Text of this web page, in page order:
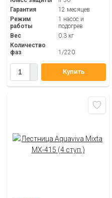
Гарантия
12 месяцев
Режим
работы
1 насос и
подогрев
Вес
0.3 кг
Количество
фаз
1/220
Купить